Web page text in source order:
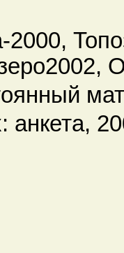
2000,